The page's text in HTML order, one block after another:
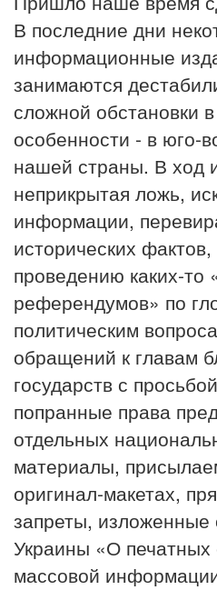
В последние дни
информационные
занимаются
сложной обстановки
особенности - в юго-
нашей страны. В ход
неприкрытая ложь,
информации,
исторических
проведению каких-то
референдумов» по
политическим
обращений к главам
государств с
попранные права
отдельных
материалы,
оригинал-макетах,
запреты, изложенные
Украины «О печатных
массовой